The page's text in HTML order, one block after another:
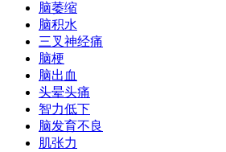
脑萎缩
脑积水
三叉神经痛
脑梗
脑出血
头晕头痛
智力低下
脑发育不良
肌张力